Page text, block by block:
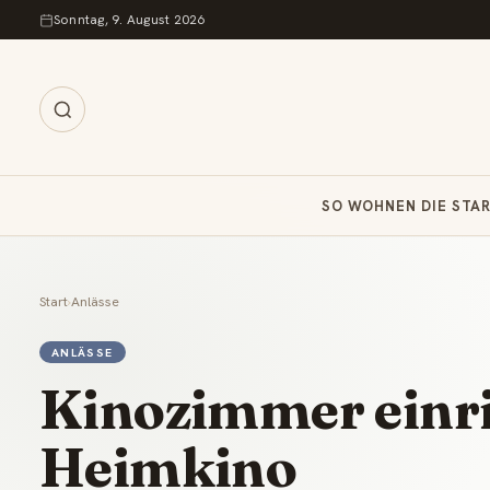
Zum Inhalt springen
Sonntag, 9. August 2026
SO WOHNEN DIE
Start›Anlässe
ANLÄSSE
Kinozimmer
Heimkino